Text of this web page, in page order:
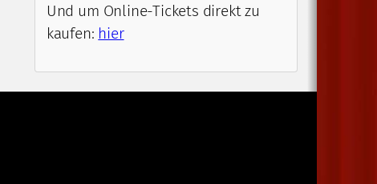
Und um Online-Tickets direkt zu
kaufen: hier